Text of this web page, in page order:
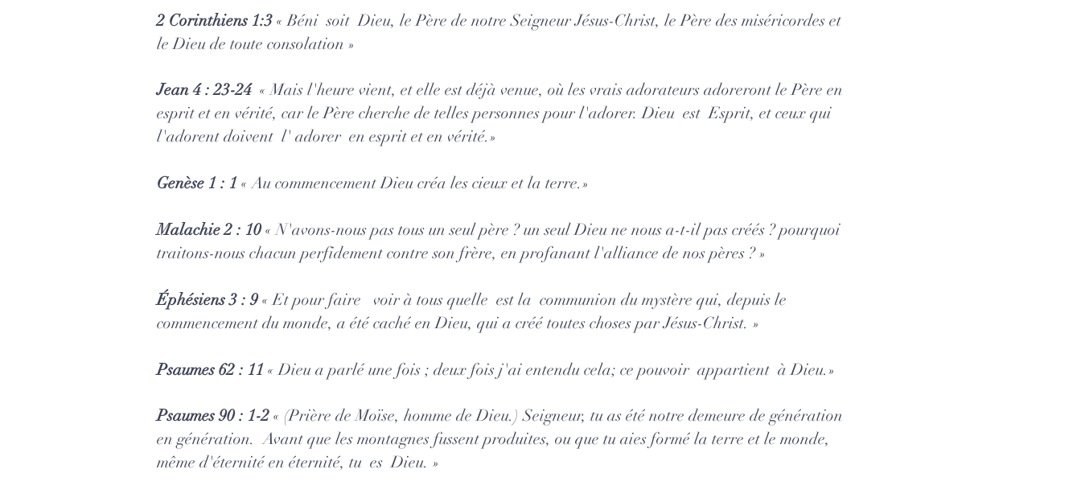
2 Corinthiens 1:3 « Béni soit Dieu, le Père de notre Seigneur Jésus-Christ, le Père des miséricordes et
le Dieu de toute consolation »
Jean 4 : 23-24« Mais l'heure vient, et elle est déjà venue, où les vrais adorateurs adoreront le Père en
esprit et en vérité, car le Père cherche de telles personnes pour l'adorer. Dieu est Esprit, et ceux qui
l'adorent doivent l' adorer en esprit et en vérité.»
Genèse 1 : 1 « Au commencement Dieu créa les cieux et la terre.»
Malachie 2 : 10« N'avons-nous pas tous un seul père ? un seul Dieu ne nous a-t-il pas créés ? pourquoi
traitons-nous chacun perfidement contre son frère, en profanant l'alliance de nos pères ? »
Éphésiens 3 : 9« Et pour faire voir à tous quelle est la communion du mystère qui, depuis le
commencement du monde, a été caché en Dieu, qui a créé toutes choses par Jésus-Christ. »
Psaumes 62 : 11 « Dieu a parlé une fois ; deux fois j'ai entendu cela; ce pouvoir appartient à Dieu.»
Psaumes 90 : 1-2 « (Prière de Moïse, homme de Dieu.) Seigneur, tu as été notre demeure de génération
en génération. Avant que les montagnes fussent produites, ou que tu aies formé la terre et le monde,
même d'éternité en éternité, tu es Dieu. »